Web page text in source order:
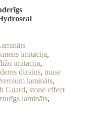
imitācija,
imitācija,
dizains, muse
lamināts,
Guard, stone effect
lamināts,